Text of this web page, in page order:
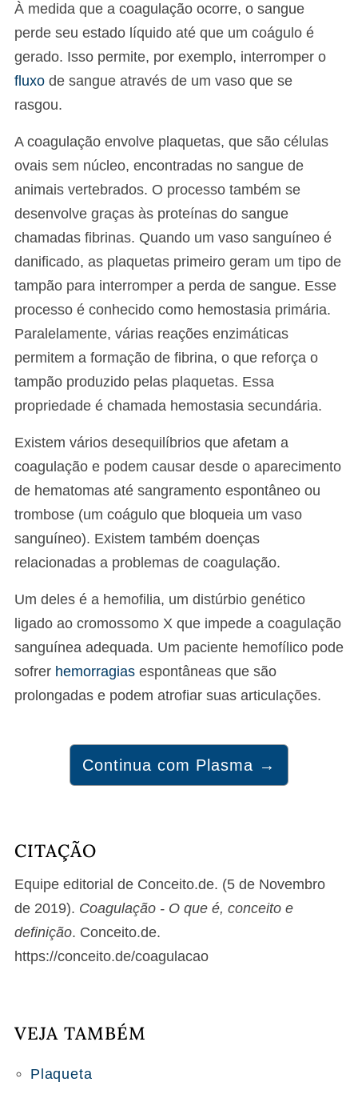
À medida que a coagulação ocorre, o sangue
perde seu estado líquido até que um coágulo é
gerado. Isso permite, por exemplo, interromper o
fluxo de sangue através de um vaso que se
rasgou.
A coagulação envolve plaquetas, que são células
ovais sem núcleo, encontradas no sangue de
animais vertebrados. O processo também se
desenvolve graças às proteínas do sangue
chamadas fibrinas. Quando um vaso sanguíneo é
danificado, as plaquetas primeiro geram um tipo de
tampão para interromper a perda de sangue. Esse
processo é conhecido como hemostasia primária.
Paralelamente, várias reações enzimáticas
permitem a formação de fibrina, o que reforça o
tampão produzido pelas plaquetas. Essa
propriedade é chamada hemostasia secundária.
Existem vários desequilíbrios que afetam a
coagulação e podem causar desde o aparecimento
de hematomas até sangramento espontâneo ou
trombose (um coágulo que bloqueia um vaso
sanguíneo). Existem também doenças
relacionadas a problemas de coagulação.
Um deles é a hemofilia, um distúrbio genético
ligado ao cromossomo X que impede a coagulação
sanguínea adequada. Um paciente hemofílico pode
sofrer hemorragias espontâneas que são
prolongadas e podem atrofiar suas articulações.
Continua com Plasma →
CITAÇÃO
Equipe editorial de Conceito.de. (5 de Novembro
de 2019). Coagulação - O que é, conceito e
definição. Conceito.de.
https://conceito.de/coagulacao
VEJA TAMBÉM
Plaqueta